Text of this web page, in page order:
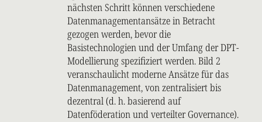
nächsten Schritt können verschiedene
Datenmanagementansätze in Betracht
gezogen werden, bevor die
Basistechnologien und der Umfang der DPT-
Modellierung spezifiziert werden. Bild 2
veranschaulicht moderne Ansätze für das
Datenmanagement, von zentralisiert bis
dezentral (d. h. basierend auf
Datenföderation und verteilter Governance).